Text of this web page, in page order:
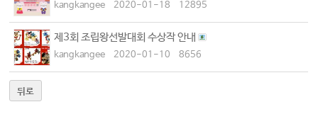
kangkangee 2020-01-18 12895
제3회 조립왕선발대회 수상작 안내
kangkangee 2020-01-10 8656
뒤로